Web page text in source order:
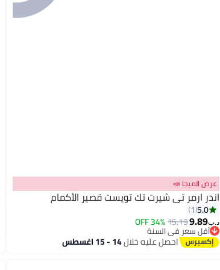
عرض الميجا 📣
اندر ارمر تي شيرت تك تويست قصير الأكمام
5.0
1
د.ب‏9.89
15.19
34% OFF
أقل سعر في السنة
أقل سعر في السنة
احصل عليه خلال14 - 15 اغسطس